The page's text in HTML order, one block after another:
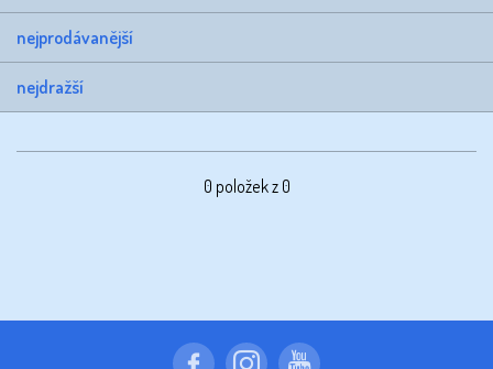
nejprodávanější
nejdražší
0 položek z 0